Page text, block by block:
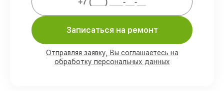
Мы гарантируем:
работ выполняем с возможностью
личного присутствия владельца
90%комплектующих Infratech имеются
на складе в Москве, остальные доступны
Записаться на ремонт
Отправляя заявку, Вы соглашаетесь на
обработку персональных данных